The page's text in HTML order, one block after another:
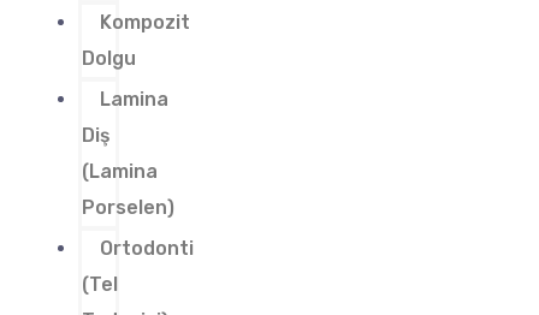
Kompozit
Dolgu
Lamina
Diş
(Lamina
Porselen)
Ortodonti
(Tel